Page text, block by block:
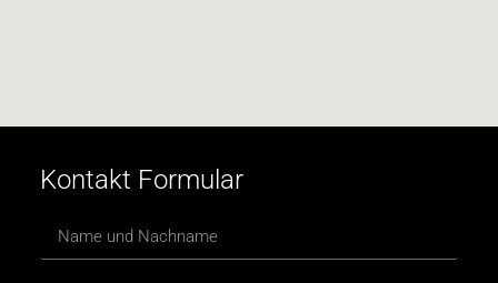
Kontakt Formular